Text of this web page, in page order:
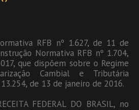
RFB nº 1.627, de 11 de
Normativa RFB nº 1.704,
que dispõem sobre o Regime
Cambial e Tributária
de 13 de janeiro de 2016.
FEDERAL DO BRASIL, no